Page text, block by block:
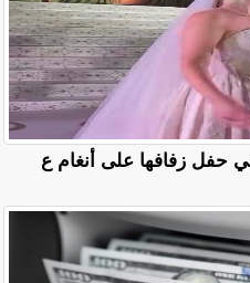
حفل زفافها على أنغام ع